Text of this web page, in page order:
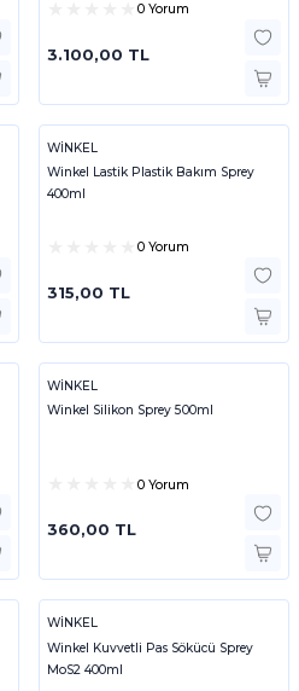
0 Yorum
3.100,00 TL
WİNKEL
Winkel Lastik Plastik Bakım Sprey
400ml
0 Yorum
315,00 TL
WİNKEL
Winkel Silikon Sprey 500ml
0 Yorum
360,00 TL
WİNKEL
Winkel Kuvvetli Pas Sökücü Sprey
MoS2 400ml